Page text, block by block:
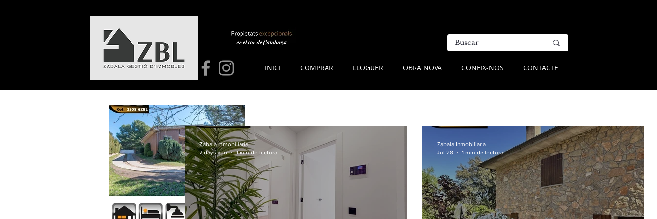
INICI COMPRAR LLOGUER OBRA NOVA CONEIX-NOS CONTACTE
Zabala Inmobiliaria
7 days ago
1 min de lectura
Zabala Inmobiliaria
Jul 28
1 min de lectura